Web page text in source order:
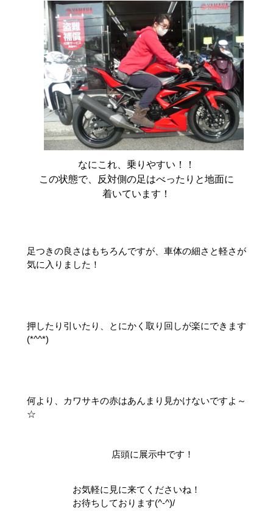
なにこれ、乗りやすい！！
この状態で、反対側の足はべったりと地面に
着いています！
足つきの良さはもちろんですが、車体の細さと軽さが
気に入りました！
押したり引いたり、とにかく取り回しが楽にできます
(*^^*)
何より、カワサキの赤はあんまり見かけないですよ～
☆
店頭に展示中です！
お気軽に見に来てくださいね！
お待ちしております(^-^)/